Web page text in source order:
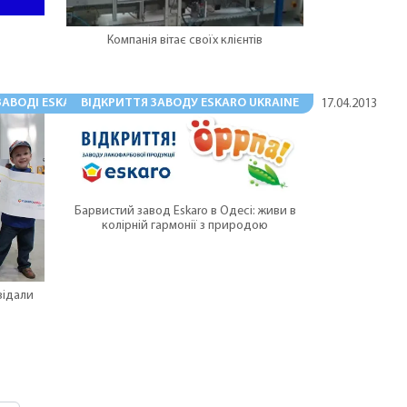
Компанія вітає своїх клієнтів
ESKARO УКРАЇНА 16.05.2013
ВІДКРИТТЯ ЗАВОДУ ESKARO UKRAINE 17.04.2013
Барвистий завод Eskaro в Одесі: живи в
колірній гармонії з природою